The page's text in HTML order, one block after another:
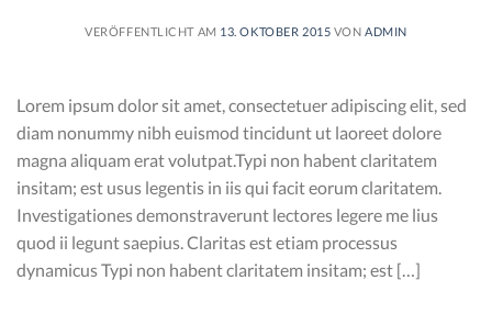
VERÖFFENTLICHT AM 13. OKTOBER 2015 VON ADMIN
Lorem ipsum dolor sit amet, consectetuer adipiscing elit, sed
diam nonummy nibh euismod tincidunt ut laoreet dolore
magna aliquam erat volutpat.Typi non habent claritatem
insitam; est usus legentis in iis qui facit eorum claritatem.
Investigationes demonstraverunt lectores legere me lius
quod ii legunt saepius. Claritas est etiam processus
dynamicus Typi non habent claritatem insitam; est […]